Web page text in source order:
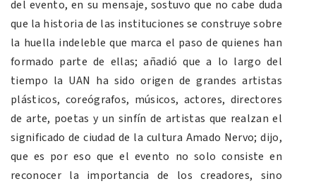
del evento, en su mensaje, sostuvo que no cabe duda
que la historia de las instituciones se construye sobre
la huella indeleble que marca el paso de quienes han
formado parte de ellas; añadió que a lo largo del
tiempo la UAN ha sido origen de grandes artistas
plásticos, coreógrafos, músicos, actores, directores
de arte, poetas y un sinfín de artistas que realzan el
significado de ciudad de la cultura Amado Nervo; dijo,
que es por eso que el evento no solo consiste en
reconocer la importancia de los creadores, sino